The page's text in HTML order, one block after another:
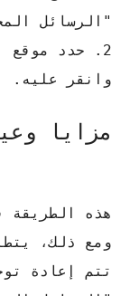
"الرسائل
2. حدد موقع
وانقر عليه.
مزايا
هذه الطريقة
ومع ذلك،
تتم إعادة